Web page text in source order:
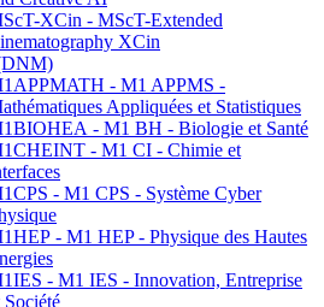
XCin - MScT-Extended
XCin
- M1 APPMS -
Appliquées et Statistiques
- M1 BH - Biologie et Santé
- M1 CI - Chimie et
- M1 CPS - Système Cyber
- M1 HEP - Physique des Hautes
- M1 IES - Innovation, Entreprise
Société